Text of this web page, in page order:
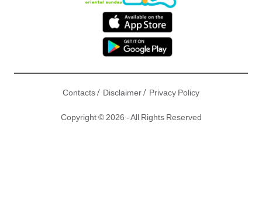
Contacts/ Disclaimer/ Privacy Policy
Copyright © 2026 - All Rights Reserved